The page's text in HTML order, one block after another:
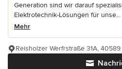
Generation sind wir darauf
Elektrotechnik-Lösungen für unse...
Mehr
Reisholzer Werfrstraße 31A,